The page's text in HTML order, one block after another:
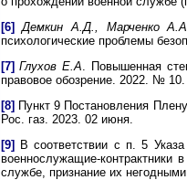
[6] Демкин А.Д., Марченко
психологические проблемы
[7] Глухов Е.А . Повышенная
правовое обозрение. 2022. № 10.
[8]Пункт 9 Постановления
Рос. газ. 2023. 02 июня.
[9]В соответствии с п. 5 Указа
военнослужащие-
службе, признание их